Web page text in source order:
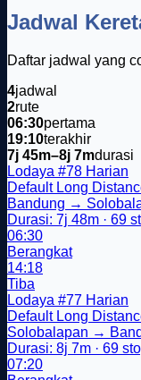
Jadwal
Daftar jadwal yang
4jadwal
2rute
06:30pertama
19:10terakhir
7j 45m–8j 7mdurasi
Lodaya #78 Harian
Default Long
Bandung →
Durasi: 7j 48m · 69
06:30
Berangkat
14:18
Tiba
Lodaya #77 Harian
Default Long
Solobalapan →
Durasi: 8j 7m · 69
07:20